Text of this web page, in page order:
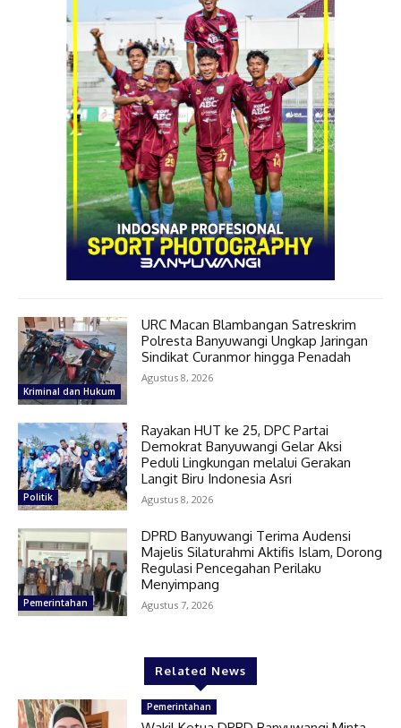
Kriminal dan Hukum
URC Macan Blambangan Satreskrim
Polresta Banyuwangi Ungkap Jaringan
Sindikat Curanmor hingga Penadah
Agustus 8, 2026
Politik
Rayakan HUT ke 25, DPC Partai
Demokrat Banyuwangi Gelar Aksi
Peduli Lingkungan melalui Gerakan
Langit Biru Indonesia Asri
Agustus 8, 2026
Pemerintahan
DPRD Banyuwangi Terima Audensi
Majelis Silaturahmi Aktifis Islam, Dorong
Regulasi Pencegahan Perilaku
Menyimpang
Agustus 7, 2026
Related News
Pemerintahan